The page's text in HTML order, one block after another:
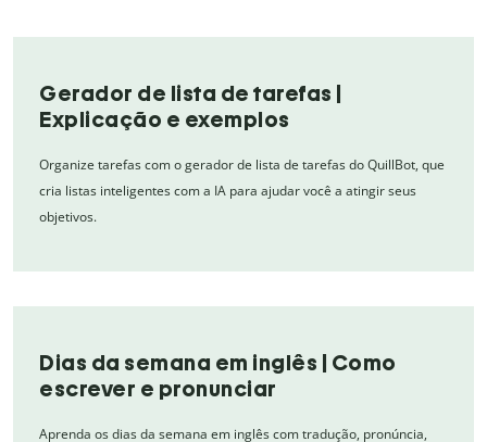
Gerador de lista de tarefas |
Explicação e exemplos
Organize tarefas com o gerador de lista de tarefas do QuillBot, que
cria listas inteligentes com a IA para ajudar você a atingir seus
objetivos.
Dias da semana em inglês | Como
escrever e pronunciar
Aprenda os dias da semana em inglês com tradução, pronúncia,